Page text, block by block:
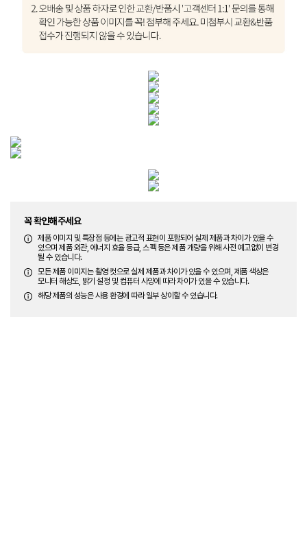
꼭 확인해주세요
제품 이미지 및 특장점 등에는 광고적 표현이 포함되어 실제 제품과 차이가 있을 수
있으며 제품 외관, 에너지 효율 등급, 스펙 등은 제품 개량을 위해 사전 예고없이 변경
될 수 있습니다.
모든 제품 이미지는 촬영 컷으로 실제 제품과 차이가 있을 수 있으며, 제품 색상은
모니터 해상도, 밝기 설정 및 컴퓨터 사양에 따라 차이가 있을 수 있습니다.
해당 제품의 성능은 사용 환경에 따라 일부 상이할 수 있습니다.